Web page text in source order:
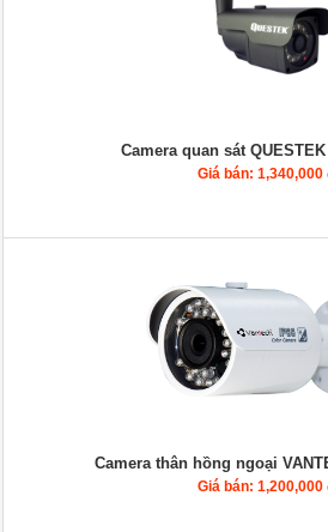
Camera quan sát QUESTEK
Giá bán: 1,340,000
Camera thân hồng ngoại
Giá bán: 1,200,000